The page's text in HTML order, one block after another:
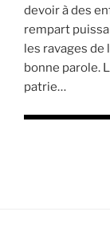
devoir à des
rempart
les ravages de
bonne parole.
patrie…